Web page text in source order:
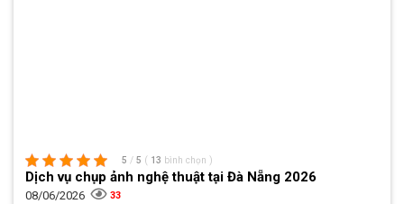
5 / 5 ( 13 bình chọn )
Dịch vụ chụp ảnh nghệ thuật tại Đà Nẵng 2026
08/06/2026 33